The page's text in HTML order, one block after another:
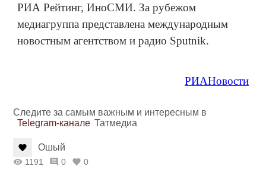
РИА Рейтинг, ИноСМИ. За рубежом
медиагруппа представлена международным
новостным агентством и радио Sputnik.
РИАНовости
Следите за самым важным и интересным в
Telegram-канале Татмедиа
Ошый
1191 0 0